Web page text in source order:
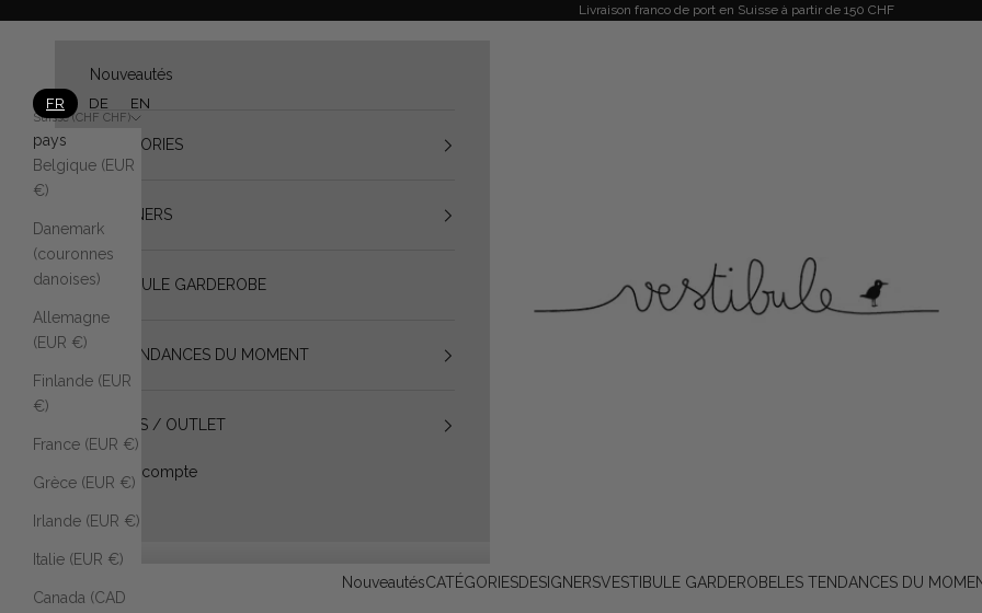
Livraison franco de port en Suisse à partir de 150 CHF
NouveautésCATÉGORIESDESIGNERSVESTIBULE GARDEROBELES TENDANCES DU
Suisse (CHF CHF)
pays
Belgique (EUR
€)
Danemark
(couronnes
danoises)
Allemagne
(EUR €)
Finlande (EUR
€)
France (EUR €)
Grèce (EUR €)
Irlande (EUR €)
Italie (EUR €)
Canada (CAD
Nouveautés
CATÉGORIES
DESIGNERS
VESTIBULE GARDEROBE
LES TENDANCES DU MOMENT
SOLDES / OUTLET
Mon compte
FR DE EN